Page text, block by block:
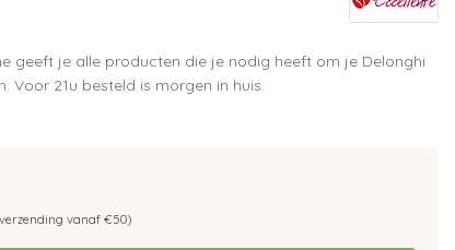
geeft je alle producten die je nodig heeft om je Delonghi
Voor 21u besteld is morgen in huis.
vanaf €50)